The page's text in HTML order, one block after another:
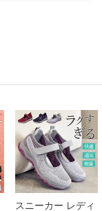
スニーカー レディ